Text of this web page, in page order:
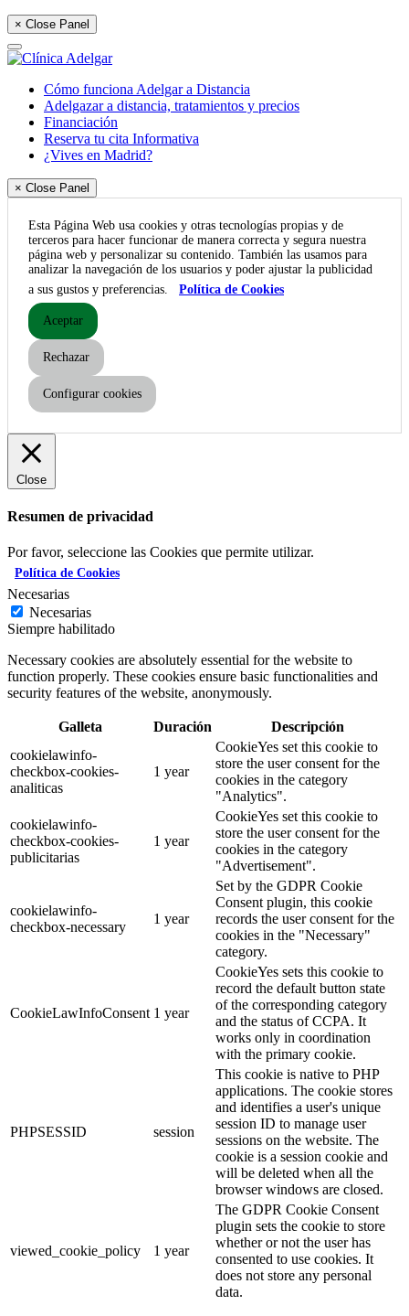
× Close Panel
Cómo funciona Adelgar a Distancia
Adelgazar a distancia, tratamientos y precios
Financiación
Reserva tu cita Informativa
¿Vives en Madrid?
× Close Panel
Esta Página Web usa cookies y otras tecnologías propias y de
terceros para hacer funcionar de manera correcta y segura nuestra
página web y personalizar su contenido. También las usamos para
analizar la navegación de los usuarios y poder ajustar la publicidad
a sus gustos y preferencias.
Política de Cookies
Aceptar
Rechazar
Configurar cookies
Close
Resumen de privacidad
Por favor, seleccione las Cookies que permite utilizar.
Política de Cookies
Necesarias
Necesarias
Siempre habilitado
Necessary cookies are absolutely essential for the website to
function properly. These cookies ensure basic functionalities and
security features of the website, anonymously.
Galleta Duración
Descripción
cookielawinfo-
checkbox-cookies-
analiticas
1 year
CookieYes set this cookie to
store the user consent for the
cookies in the category
"Analytics".
cookielawinfo-
checkbox-cookies-
publicitarias
1 year
CookieYes set this cookie to
store the user consent for the
cookies in the category
"Advertisement".
cookielawinfo-
checkbox-necessary
1 year
Set by the GDPR Cookie
Consent plugin, this cookie
records the user consent for the
cookies in the "Necessary"
category.
CookieLawInfoConsent 1 year
CookieYes sets this cookie to
record the default button state
of the corresponding category
and the status of CCPA. It
works only in coordination
with the primary cookie.
PHPSESSID session
This cookie is native to PHP
applications. The cookie stores
and identifies a user's unique
session ID to manage user
sessions on the website. The
cookie is a session cookie and
will be deleted when all the
browser windows are closed.
viewed_cookie_policy 1 year
The GDPR Cookie Consent
plugin sets the cookie to store
whether or not the user has
consented to use cookies. It
does not store any personal
data.